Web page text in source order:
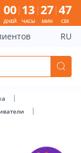
loaded
00
ДНЕЙ
13
ЧАСЫ
27
МИН
47
СЕК
RU